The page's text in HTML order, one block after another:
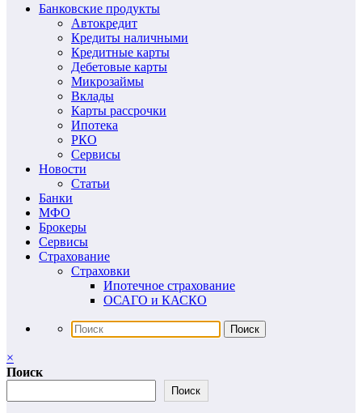
Банковские продукты
Автокредит
Кредиты наличными
Кредитные карты
Дебетовые карты
Микрозаймы
Вклады
Карты рассрочки
Ипотека
РКО
Сервисы
Новости
Статьи
Банки
МФО
Брокеры
Сервисы
Страхование
Страховки
Ипотечное страхование
ОСАГО и КАСКО
×
Поиск
Поиск